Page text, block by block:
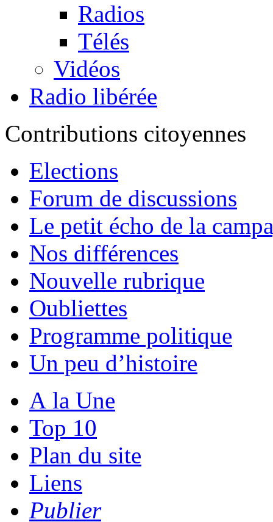
Radios
Télés
Vidéos
Radio libérée
Contributions citoyennes
Elections
Forum de discussions
Le petit écho de la
Nos différences
Nouvelle rubrique
Oubliettes
Programme politique
Un peu d’histoire
A la Une
Top 10
Plan du site
Liens
Publier